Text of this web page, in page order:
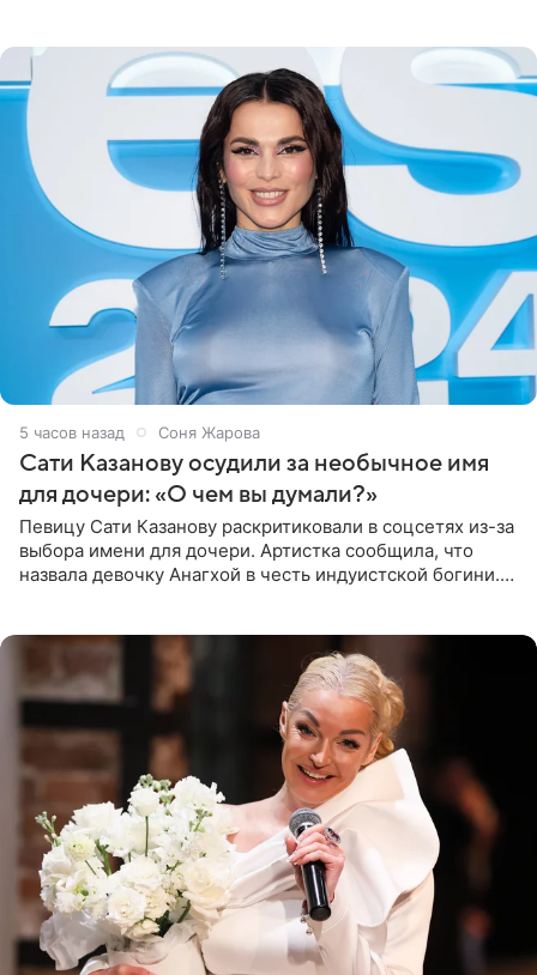
5 часов назад Соня Жарова
Сати Казанову осудили за необычное имя
для дочери: «О чем вы думали?»
Певицу Сати Казанову раскритиковали в соцсетях из-за
выбора имени для дочери. Артистка сообщила, что
назвала девочку Анагхой в честь индуистской богини.